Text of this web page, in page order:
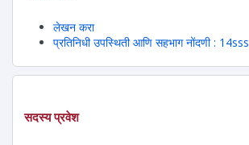
लेखन करा
प्रतिनिधी उपस्थिती आणि सहभाग नोंदणी : 14sss
सदस्य प्रवेश